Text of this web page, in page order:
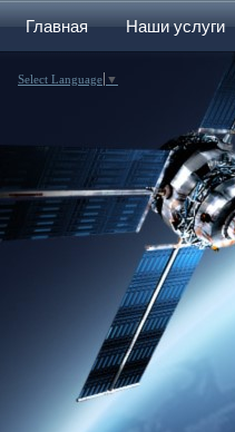
Главная Наши услуги
Select Language ▼